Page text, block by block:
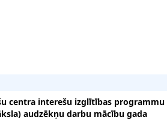
centra interešu izglītības programmu
audzēkņu darbu mācību gada